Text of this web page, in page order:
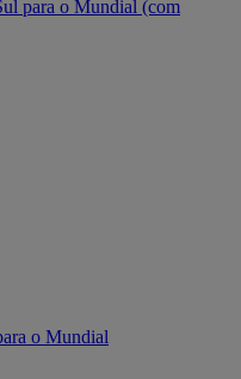
para o Mundial (com
o Mundial